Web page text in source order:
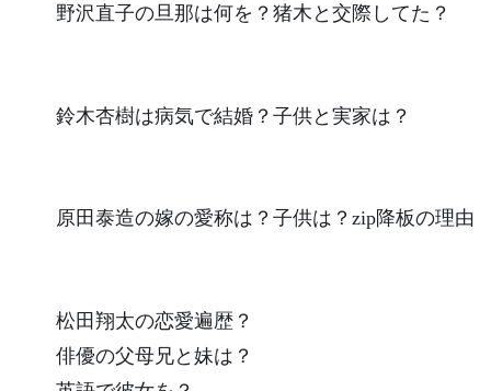
野沢直子の旦那は何を？猪木と交際してた？
鈴木杏樹は病気で結婚？子供と実家は？
原田泰造の嫁の愛称は？子供は？zip降板の理由
松田翔太の恋愛遍歴？
俳優の父母兄と妹は？